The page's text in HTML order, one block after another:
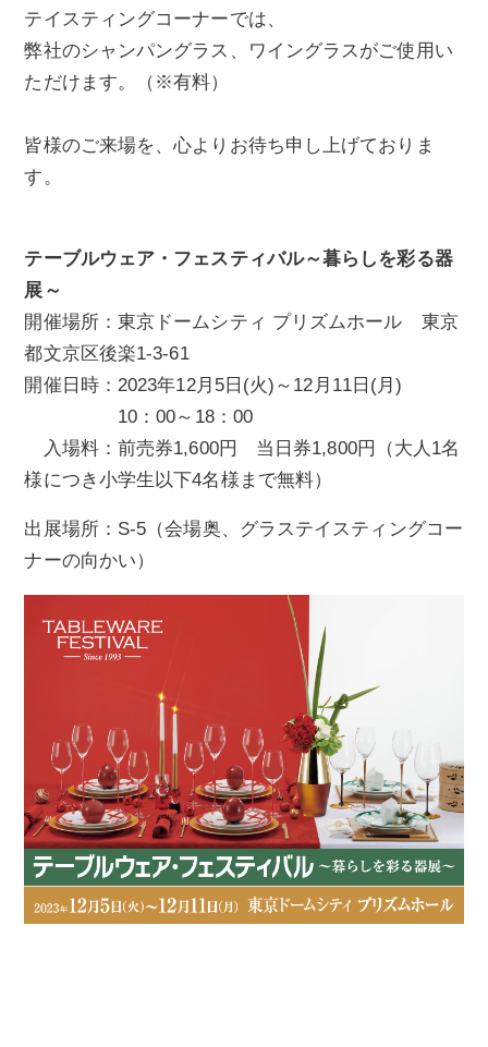
テイスティングコーナーでは、
弊社のシャンパングラス、ワイングラスがご使用い
ただけます。（※有料）
皆様のご来場を、心よりお待ち申し上げておりま
す。
テーブルウェア・フェスティバル～暮らしを彩る器
展～
開催場所：東京ドームシティ プリズムホール 東京
都文京区後楽1-3-61
開催日時：2023年12月5日(火)～12月11日(月)
10：00～18：00
入場料：前売券1,600円 当日券1,800円（大人1名
様につき小学生以下4名様まで無料）
出展場所：S-5（会場奥、グラステイスティングコー
ナーの向かい）